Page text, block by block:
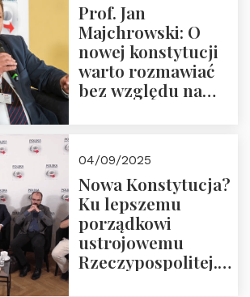
Prof. Jan
Majchrowski: O
nowej konstytucji
warto rozmawiać
bez względu na
04/09/2025
Nowa Konstytucja?
Ku lepszemu
porządkowi
ustrojowemu
Rzeczypospolitej.